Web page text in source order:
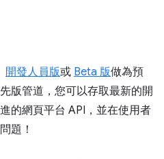
開發人員版或 Beta 版做為預
版管道，您可以存取最新的開
的網頁平台 API，並在使用者
題！